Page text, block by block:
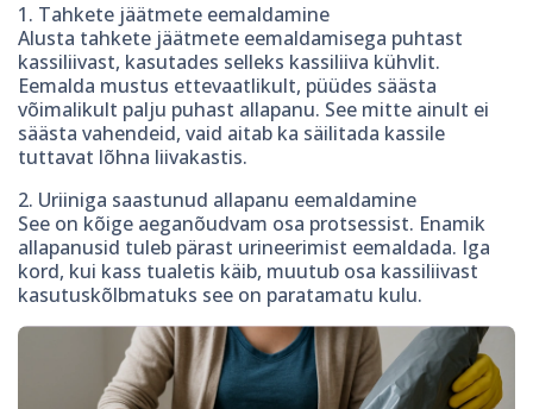
1. Tahkete jäätmete eemaldamine
Alusta tahkete jäätmete eemaldamisega puhtast
kassiliivast, kasutades selleks kassiliiva kühvlit.
Eemalda mustus ettevaatlikult, püüdes säästa
võimalikult palju puhast allapanu. See mitte ainult ei
säästa vahendeid, vaid aitab ka säilitada kassile
tuttavat lõhna liivakastis.
2. Uriiniga saastunud allapanu eemaldamine
See on kõige aeganõudvam osa protsessist. Enamik
allapanusid tuleb pärast urineerimist eemaldada. Iga
kord, kui kass tualetis käib, muutub osa kassiliivast
kasutuskõlbmatuks see on paratamatu kulu.